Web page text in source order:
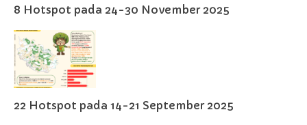
8 Hotspot pada 24-30 November 2025
22 Hotspot pada 14-21 September 2025